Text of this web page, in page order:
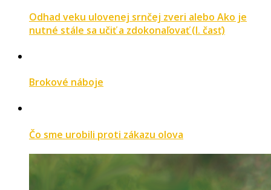
Odhad veku ulovenej srnčej zveri alebo Ako je
nutné stále sa učiť a zdokonaľovať (I. časť)
Brokové náboje
Čo sme urobili proti zákazu olova